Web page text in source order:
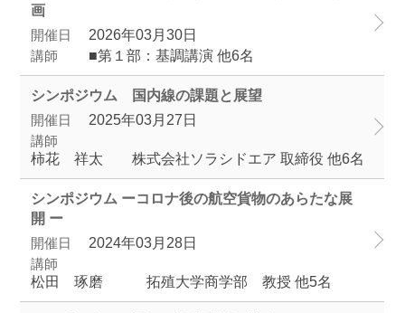
開催日 2026年03月30日
画
講師 ■第１部：基調講演 他6名
開催日 2025年03月27日
シンポジウム 国内線の課題と展望
講師
柿花 祥太 株式会社ソラシドエア 取締役 他6名
開催日 2024年03月28日
シンポジウム ーコロナ後の航空貨物のあらたな展
開 ー
講師
松田 琢磨 拓殖大学商学部 教授 他5名